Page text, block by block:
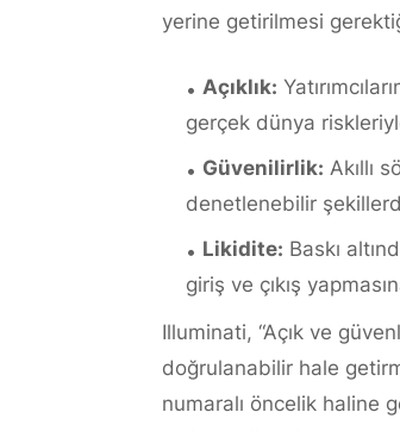
yerine getirilmesi
Açıklık:
gerçek dünya
Güvenilirlik: Akıllı
denetlenebilir
Likidite: Baskı
giriş ve çıkış
Illuminati, “Açık ve
doğrulanabilir hale
numaralı öncelik haline